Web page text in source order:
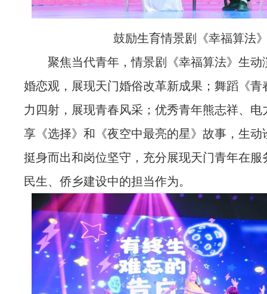
鼓励生育情景剧《幸福算法
聚焦当代青年，情景剧《幸福算法》生动
婚恋观，展现天门婚俗改革新成果；舞蹈《青
力四射，展现青春风采；优秀青年熊志祥、电
享 《选择》 和《夜空中最亮的星》故事，生动
挺身而出和岗位坚守，充分展现天门青年在服
民生、侨乡建设中的担当作为。